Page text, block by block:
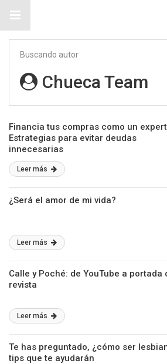
Buscando autor
Chueca Team
Financia tus compras como un
Estrategias para evitar deudas
innecesarias
Leer más
¿Será el amor de mi vida?
Leer más
Calle y Poché: de YouTube a portada
revista
Leer más
Te has preguntado, ¿cómo ser
tips que te ayudarán